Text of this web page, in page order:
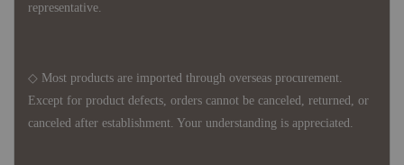
representative.
◇ Most products are imported through overseas procurement.
Except for product defects, orders cannot be canceled, returned, or
canceled after establishment. Your understanding is appreciated.